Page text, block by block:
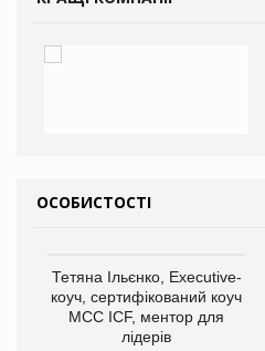
ОСОБИСТОСТІ
Тетяна Ільєнко, Executive-
коуч, сертифікований коуч
МСС ICF, ментор для
лідерів